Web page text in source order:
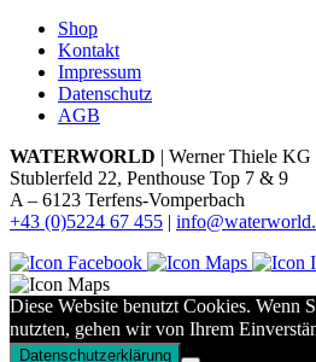
Shop
Kontakt
Impressum
Datenschutz
AGB
WATERWORLD | Werner Thiele KG
Stublerfeld 22, Penthouse Top 7 & 9
A – 6123 Terfens-Vomperbach
+43 (0)5224 67 455 |
Diese Website benutzt Cookies. Wenn
nutzten, gehen wir von Ihrem
Datenschutzerklärung